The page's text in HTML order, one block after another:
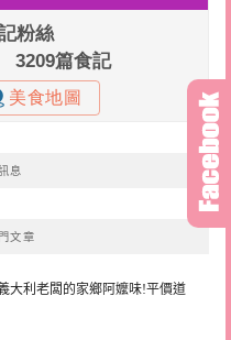
息
文章
大利老闆的家鄉阿嬤味!平價道